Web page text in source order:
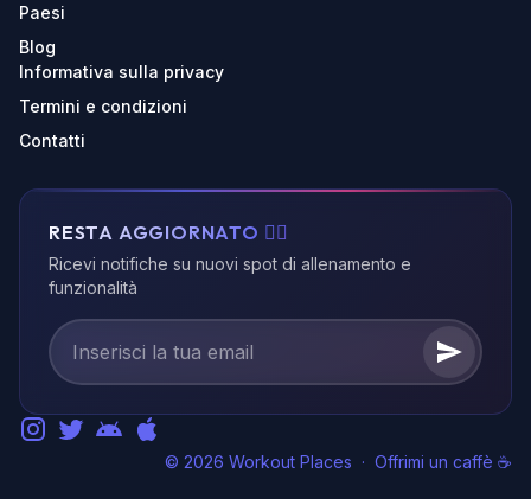
Paesi
Blog
Informativa sulla privacy
Termini e condizioni
Contatti
RESTA AGGIORNATO 🏃‍♂️
Ricevi notifiche su nuovi spot di allenamento e
funzionalità
© 2026 Workout Places · Offrimi un caffè ☕